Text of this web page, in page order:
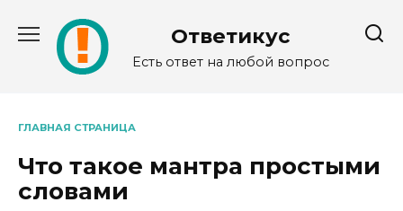
содержанию
Ответикус
Есть ответ на любой вопрос
ГЛАВНАЯ СТРАНИЦА
Что такое мантра простыми
словами